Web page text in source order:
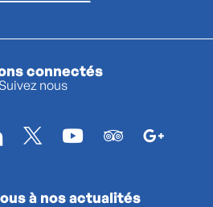
connectés
Suivez nous
à nos actualités